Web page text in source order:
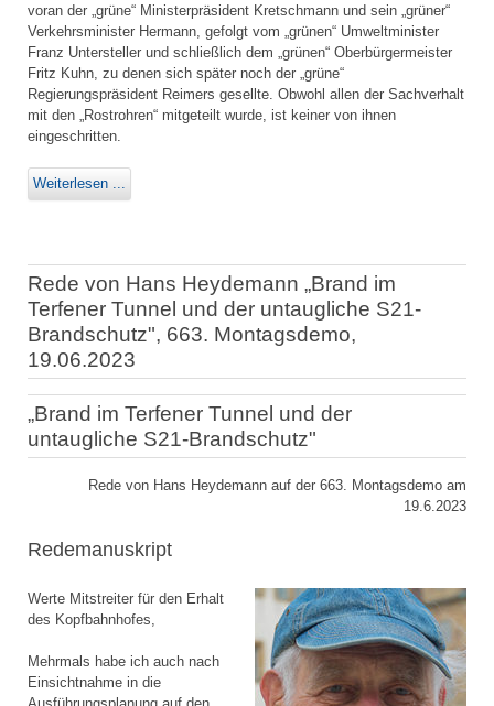
voran der „grüne“ Ministerpräsident Kretschmann und sein „grüner“
Verkehrsminister Hermann, gefolgt vom „grünen“ Umweltminister
Franz Untersteller und schließlich dem „grünen“ Oberbürgermeister
Fritz Kuhn, zu denen sich später noch der „grüne“
Regierungspräsident Reimers gesellte. Obwohl allen der Sachverhalt
mit den „Rostrohren“ mitgeteilt wurde, ist keiner von ihnen
eingeschritten.
Weiterlesen ...
Rede von Hans Heydemann „Brand im
Terfener Tunnel und der untaugliche S21-
Brandschutz", 663. Montagsdemo,
19.06.2023
„Brand im Terfener Tunnel und der
untaugliche S21-Brandschutz"
Rede von Hans Heydemann auf der 663. Montagsdemo am
19.6.2023
Redemanuskript
Werte Mitstreiter für den Erhalt
des Kopfbahnhofes,
Mehrmals habe ich auch nach
Einsichtnahme in die